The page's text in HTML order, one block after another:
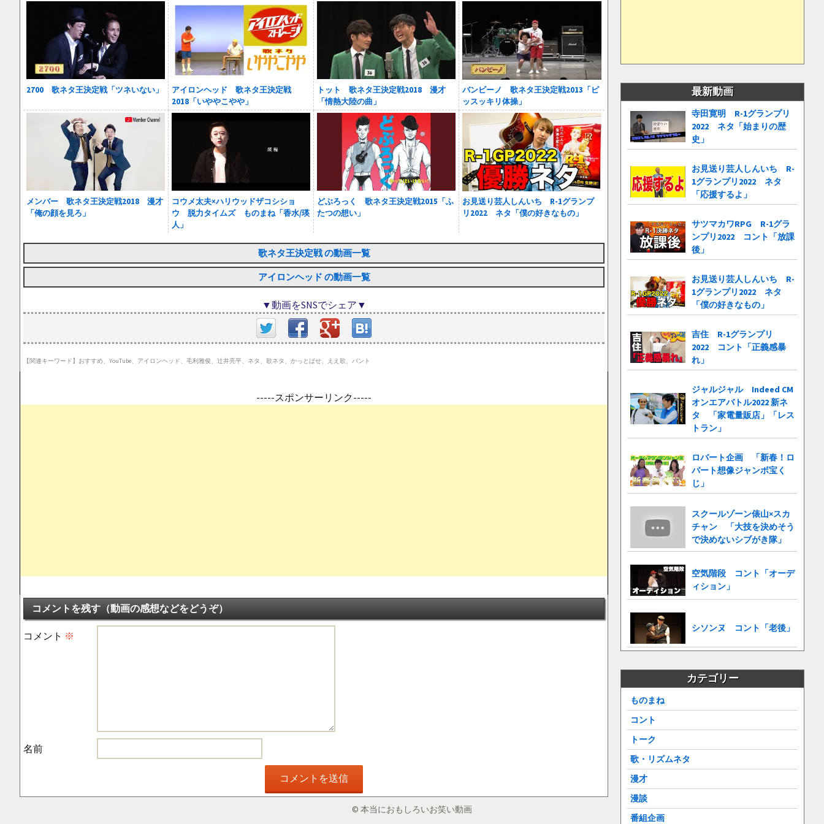
2700 歌ネタ王決定戦「ツネいない」
アイロンヘッド 歌ネタ王決定戦
2018「いややこやや」
トット 歌ネタ王決定戦2018 漫才
「情熱大陸の曲」
バンビーノ 歌ネタ王決定戦2013「ピ
ッスッキリ体操」
メンバー 歌ネタ王決定戦2018 漫才
「俺の顔を見ろ」
コウメ太夫×ハリウッドザコシショ
ウ 脱力タイムズ ものまね「香水/瑛
人」
どぶろっく 歌ネタ王決定戦2015「ふ
たつの想い」
お見送り芸人しんいち R-1グランプ
リ2022 ネタ「僕の好きなもの」
歌ネタ王決定戦 の動画一覧
アイロンヘッド の動画一覧
▼動画をSNSでシェア▼
【関連キーワード】おすすめ、YouTube、アイロンヘッド、毛利雅俊、辻井亮平、ネタ、歌ネタ、かっとばせ、ええ歌、バント
-----スポンサーリンク-----
コメントを残す（動画の感想などをどうぞ）
コメント ※
名前
最新動画
寺田寛明 R-1グランプリ
2022 ネタ「始まりの歴
史」
お見送り芸人しんいち R-
1グランプリ2022 ネタ
「応援するよ」
サツマカワRPG R-1グラ
ンプリ2022 コント「放課
後」
お見送り芸人しんいち R-
1グランプリ2022 ネタ
「僕の好きなもの」
吉住 R-1グランプリ
2022 コント「正義感暴
れ」
ジャルジャル Indeed CM
オンエアバトル2022 新ネ
タ 「家電量販店」「レス
トラン」
ロバート企画 「新春！ロ
バート想像ジャンボ宝く
じ」
スクールゾーン俵山×スカ
チャン 「大技を決めそう
で決めないシブがき隊」
空気階段 コント「オーデ
ィション」
シソンヌ コント「老後」
カテゴリー
ものまね
コント
トーク
歌・リズムネタ
漫才
漫談
番組企画
© 本当におもしろいお笑い動画